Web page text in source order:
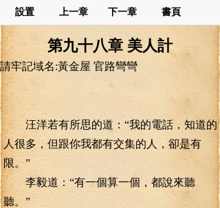
設置 上一章 下一章 書頁
第九十八章 美人計
請牢記域名:黃金屋 官路彎彎
汪洋若有所思的道：“我的電話，知道的
人很多，但跟你我都有交集的人，卻是有
限。”
李毅道：“有一個算一個，都說來聽
聽。”